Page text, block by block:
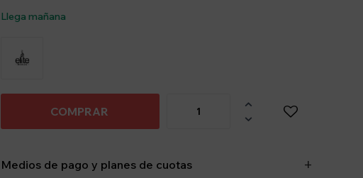
Llega mañana
COMPRAR


Medios de pago y planes de cuotas